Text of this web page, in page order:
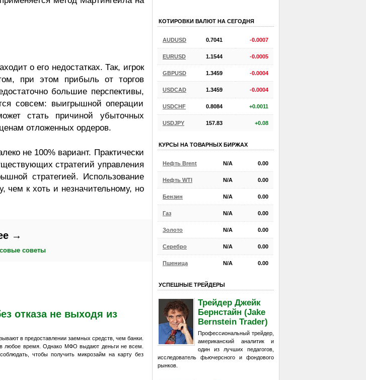
о его недостатках. Так, игрок
при этом прибыль от торгов
большие перспективы,
совсем: выигрышной операции
стать причиной убыточных
отложенных ордеров.
не 100% вариант. Практически
стратегий управления
стратегией. Использование
чем к хоть и незначительному, но
→
советы
отказа не выходя из
в предоставлении заемных средств, чем банки.
любое время. Однако МФО выдают деньги не всем.
чтобы получить микрозайм на карту без
КОТИРОВКИ ВАЛЮТ НА СЕГОДНЯ
AUDUSD 0.7041 -0.0007
EURUSD 1.1544 -0.0005
GBPUSD 1.3459 -0.0004
USDCAD 1.3459 -0.0004
USDCHF 0.8084 +0.0011
USDJPY 157.83 +0.08
КУРСЫ НА ТОВАРНЫХ БИРЖАХ
Нефть Brent N/A 0.00
Нефть WTI N/A 0.00
Бензин N/A 0.00
Газ N/A 0.00
Золото N/A 0.00
Серебро N/A 0.00
Пшеница N/A 0.00
УСПЕШНЫЕ ТРЕЙДЕРЫ
Трейдер Джейк
Бернстайн (Jake
Bernstein Trader)
Профессиональный трейдер,
американский аналитик и
один из лучших педагогов,
исследователь фьючерсного и фондового
рынков.